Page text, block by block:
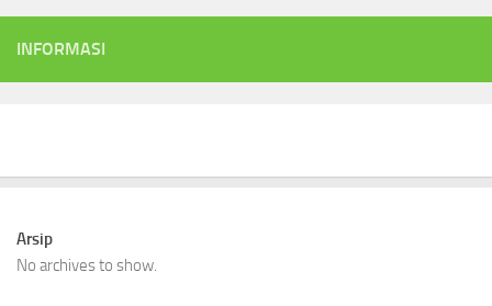
INFORMASI
Arsip
No archives to show.